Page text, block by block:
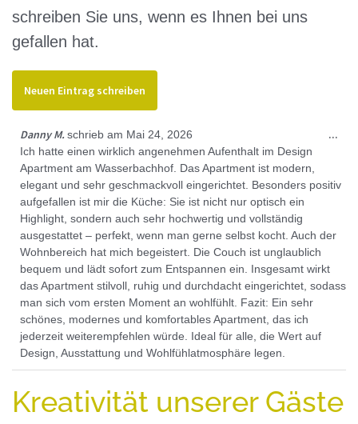
schreiben Sie uns, wenn es Ihnen bei uns
gefallen hat.
Danny M.schrieb am Mai 24, 2026
Ich hatte einen wirklich angenehmen Aufenthalt im Design
Apartment am Wasserbachhof. Das Apartment ist modern,
elegant und sehr geschmackvoll eingerichtet. Besonders positiv
aufgefallen ist mir die Küche: Sie ist nicht nur optisch ein
Highlight, sondern auch sehr hochwertig und vollständig
ausgestattet – perfekt, wenn man gerne selbst kocht. Auch der
Wohnbereich hat mich begeistert. Die Couch ist unglaublich
bequem und lädt sofort zum Entspannen ein. Insgesamt wirkt
das Apartment stilvoll, ruhig und durchdacht eingerichtet, sodass
man sich vom ersten Moment an wohlfühlt. Fazit: Ein sehr
schönes, modernes und komfortables Apartment, das ich
jederzeit weiterempfehlen würde. Ideal für alle, die Wert auf
Design, Ausstattung und Wohlfühlatmosphäre legen.
...
Kreativität unserer Gäste